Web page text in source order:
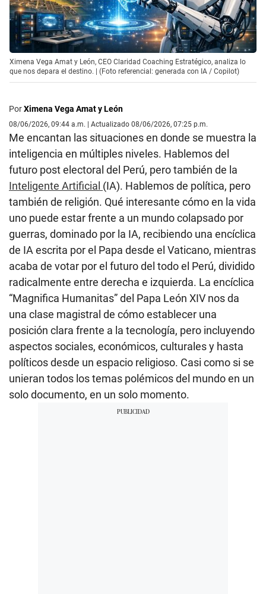
Ximena Vega Amat y León, CEO Claridad Coaching Estratégico, analiza lo
que nos depara el destino. | (Foto referencial: generada con IA / Copilot)
PorXimena Vega Amat y León
08/06/2026, 09:44 a.m. | Actualizado 08/06/2026, 07:25 p.m.
Me encantan las situaciones en donde se muestra la
inteligencia en múltiples niveles. Hablemos del
futuro post electoral del Perú, pero también de la
Inteligente Artificial (IA). Hablemos de política, pero
también de religión. Qué interesante cómo en la vida
uno puede estar frente a un mundo colapsado por
guerras, dominado por la IA, recibiendo una encíclica
de IA escrita por el Papa desde el Vaticano, mientras
acaba de votar por el futuro del todo el Perú, dividido
radicalmente entre derecha e izquierda. La encíclica
“Magnifica Humanitas” del Papa León XIV nos da
una clase magistral de cómo establecer una
posición clara frente a la tecnología, pero incluyendo
aspectos sociales, económicos, culturales y hasta
políticos desde un espacio religioso. Casi como si se
unieran todos los temas polémicos del mundo en un
solo documento, en un solo momento.